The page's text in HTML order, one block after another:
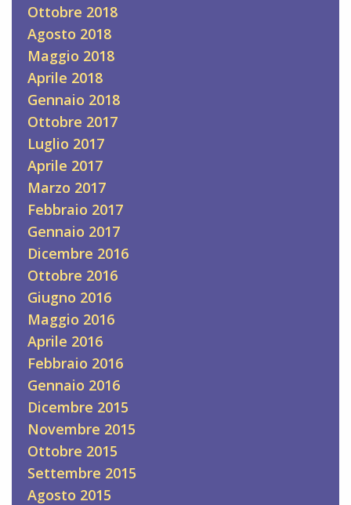
Ottobre 2018
Agosto 2018
Maggio 2018
Aprile 2018
Gennaio 2018
Ottobre 2017
Luglio 2017
Aprile 2017
Marzo 2017
Febbraio 2017
Gennaio 2017
Dicembre 2016
Ottobre 2016
Giugno 2016
Maggio 2016
Aprile 2016
Febbraio 2016
Gennaio 2016
Dicembre 2015
Novembre 2015
Ottobre 2015
Settembre 2015
Agosto 2015